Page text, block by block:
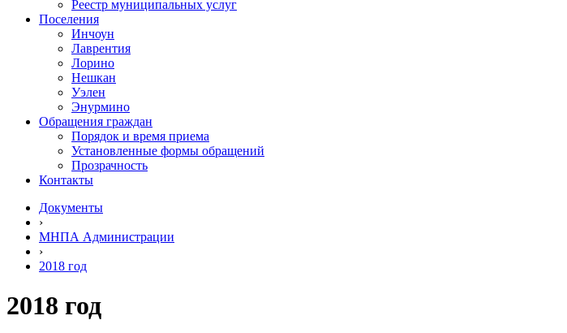
Реестр муниципальных услуг
Поселения
Инчоун
Лаврентия
Лорино
Нешкан
Уэлен
Энурмино
Обращения граждан
Порядок и время приема
Установленные формы обращений
Прозрачность
Контакты
Документы
›
МНПА Администрации
›
2018 год
2018 год